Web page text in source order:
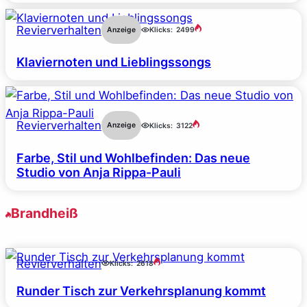
Revierverhalten Anzeige Klicks: 2499
Klaviernoten und Lieblingssongs
Revierverhalten Anzeige Klicks: 3122
Farbe, Stil und Wohlbefinden: Das neue
Studio von Anja Rippa-Pauli
Brandheiß
Revierverhalten Klicks: 2618
Runder Tisch zur Verkehrsplanung kommt